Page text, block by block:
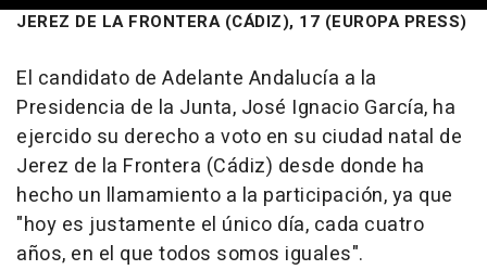
JEREZ DE LA FRONTERA (CÁDIZ), 17 (EUROPA PRESS)
El candidato de Adelante Andalucía a la
Presidencia de la Junta, José Ignacio García, ha
ejercido su derecho a voto en su ciudad natal de
Jerez de la Frontera (Cádiz) desde donde ha
hecho un llamamiento a la participación, ya que
"hoy es justamente el único día, cada cuatro
años, en el que todos somos iguales".